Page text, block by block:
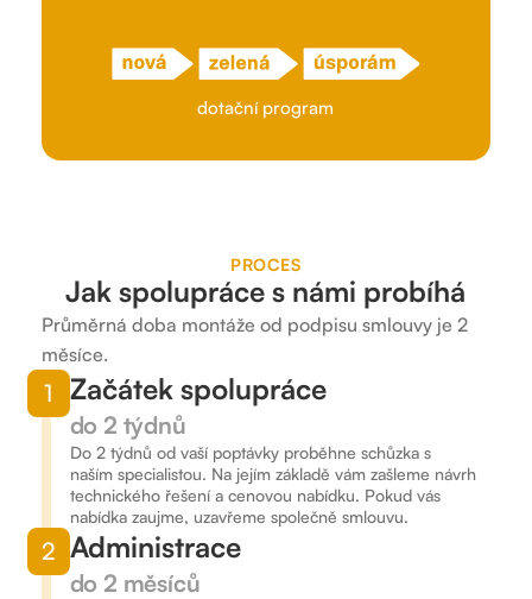
dotační program
PROCES
Jak spolupráce s námi probíhá
Průměrná doba montáže od podpisu smlouvy je 2
měsíce.
1 Začátek spolupráce
do 2 týdnů
Do 2 týdnů od vaší poptávky proběhne schůzka s
naším specialistou. Na jejím základě vám zašleme návrh
technického řešení a cenovou nabídku. Pokud vás
nabídka zaujme, uzavřeme společně smlouvu.
2 Administrace
do 2 měsíců